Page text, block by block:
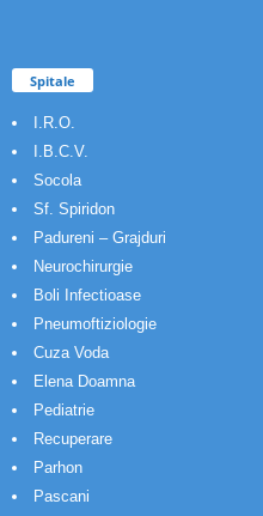
Spitale
I.R.O.
I.B.C.V.
Socola
Sf. Spiridon
Padureni – Grajduri
Neurochirurgie
Boli Infectioase
Pneumoftiziologie
Cuza Voda
Elena Doamna
Pediatrie
Recuperare
Parhon
Pascani